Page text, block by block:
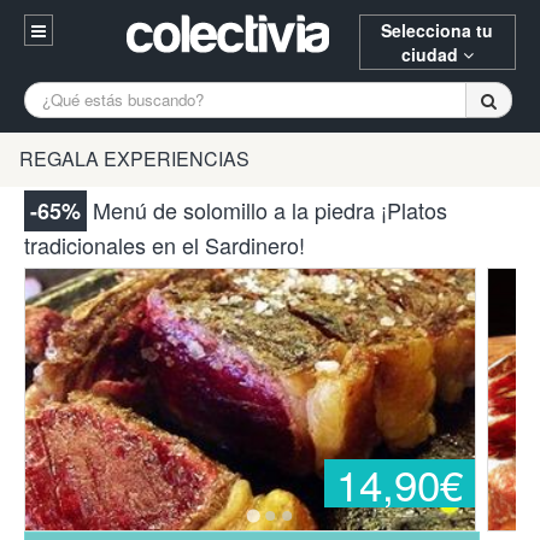
Selecciona tu
ciudad
Entrar
94 652 38 15 (L-V 10:30-15:00)
¿Necesitas ayuda? Escríbenos
A Coruña Alicante
Bilbao Burgos Donostia
Gijón Huesca
Madrid Oviedo Palencia
Pamplona Santander Tarragona
Valencia Vitoria Zaragoza
REGALA EXPERIENCIAS
-65% Menú de solomillo a la piedra ¡Platos
tradicionales en el Sardinero!
14,90€